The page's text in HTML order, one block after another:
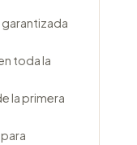
toda la
la primera